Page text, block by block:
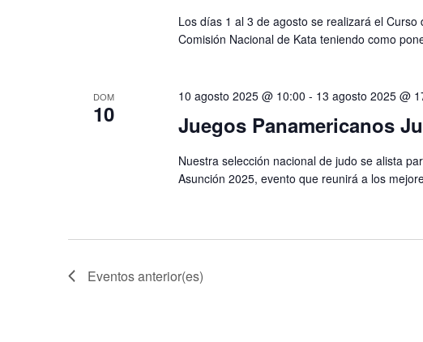
Los días 1 al 3 de agosto se realizará el
Comisión Nacional de Kata teniendo como
DOM
10 Juegos Panamericanos
10 agosto 2025 @ 10:00 - 13 agosto 2025 @
Nuestra selección nacional de judo se alista
Asunción 2025, evento que reunirá a los
Eventosanterior(es)